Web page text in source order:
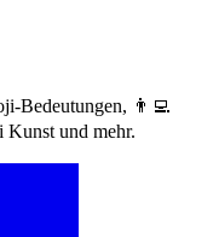
Bedeutungen, 👨‍💻
und mehr.